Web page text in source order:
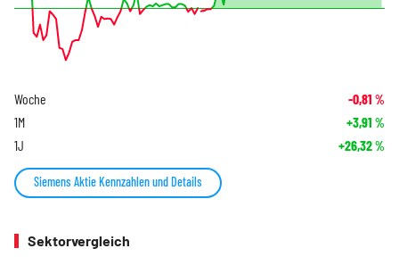
Woche -0,81 %
1M +3,91 %
1J +26,32%
Siemens Aktie Kennzahlen und Details
Sektorvergleich